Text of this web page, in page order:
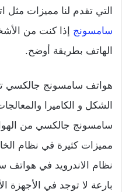
التي تقدم لنا مميزات مثل
سامسونج إذا كنت من
الهاتف بطريقة أوضح.
هواتف سامسونج جالكسي
الشكل و الكاميرا
سامسونج جالكسي من
مميزات كثيرة في نظام
نظام الاندرويد في
بارعة لا توجد في الأجهزة